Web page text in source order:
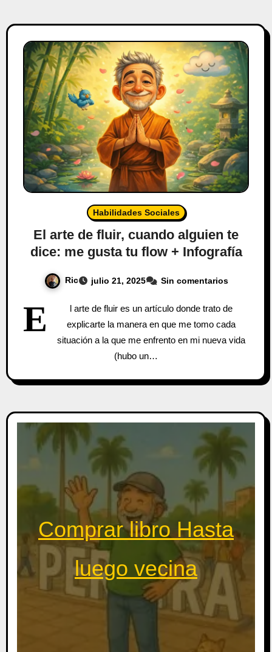
Habilidades Sociales
El arte de fluir, cuando alguien te
dice: me gusta tu flow + Infografía
Ric julio 21, 2025 Sin comentarios
E
l arte de fluir es un artículo donde trato de
explicarte la manera en que me tomo cada
situación a la que me enfrento en mi nueva vida
(hubo un…
Comprar libro Hasta
luego vecina